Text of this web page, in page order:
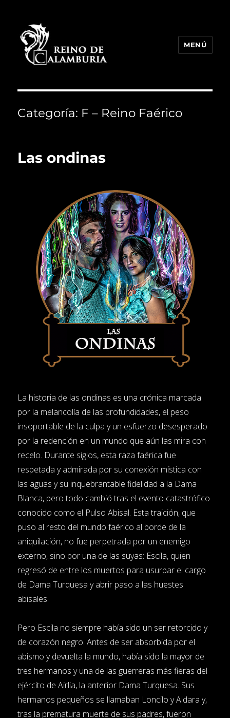
MENÚ
Categoría: F – Reino Faérico
Las ondinas
La historia de las ondinas es una crónica marcada
por la melancolía de las profundidades, el peso
insoportable de la culpa y un esfuerzo desesperado
por la redención en un mundo que aún las mira con
recelo. Durante siglos, esta raza faérica fue
respetada y admirada por su conexión mística con
las aguas y su inquebrantable fidelidad a la Dama
Blanca, pero todo cambió tras el evento catastrófico
conocido como el Pulso Abisal. Esta traición, que
puso al resto del mundo faérico al borde de la
aniquilación, no fue perpetrada por un enemigo
externo, sino por una de las suyas: Escila, quien
regresó de entre los muertos para usurpar el cargo
de Dama Turquesa y abrir paso a las huestes
abisales.
Pero Escila no siempre había sido un ser retorcido y
de corazón negro. Antes de ser absorbida por el
abismo y devuelta la mundo, había sido la mayor de
tres hermanos y una de las guerreras más fieras del
ejército de Airlia, la anterior Dama Turquesa. Sus
hermanos pequeños se llamaban Loncilo y Aldara y,
tras la prematura muerte de sus padres, fueron